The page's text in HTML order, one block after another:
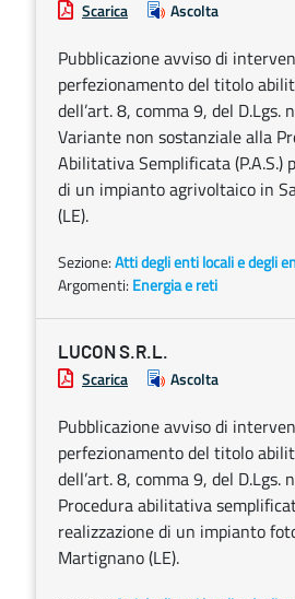
Scarica Ascolta
Pubblicazione avviso di
perfezionamento del titolo
dell’art. 8, comma 9, del D.Lgs.
Variante non sostanziale alla
Abilitativa Semplificata (P.A.S.)
di un impianto agrivoltaico in
(LE).
Sezione:Atti degli enti locali e degli
Argomenti: Energia e reti
LUCON S.R.L.
Scarica Ascolta
Pubblicazione avviso di
perfezionamento del titolo
dell’art. 8, comma 9, del D.Lgs.
Procedura abilitativa
realizzazione di un impianto
Martignano (LE).